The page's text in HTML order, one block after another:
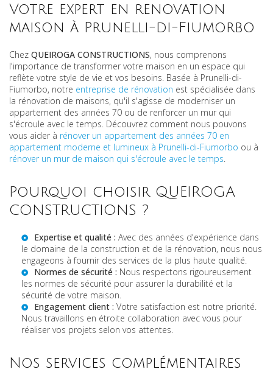
Votre expert en renovation
maison à Prunelli-di-Fiumorbo
Chez QUEIROGA CONSTRUCTIONS, nous comprenons
l'importance de transformer votre maison en un espace qui
reflète votre style de vie et vos besoins. Basée à Prunelli-di-
Fiumorbo, notre entreprise de rénovation est spécialisée dans
la rénovation de maisons, qu'il s'agisse de moderniser un
appartement des années 70 ou de renforcer un mur qui
s'écroule avec le temps. Découvrez comment nous pouvons
vous aider à rénover un appartement des années 70 en
appartement moderne et lumineux à Prunelli-di-Fiumorbo ou à
rénover un mur de maison qui s'écroule avec le temps
Pourquoi choisir QUEIROGA
CONSTRUCTIONS ?
Expertise et qualité : Avec des années d'expérience dans
le domaine de la construction et de la rénovation, nous nous
engageons à fournir des services de la plus haute qualité.
Normes de sécurité : Nous respectons rigoureusement
les normes de sécurité pour assurer la durabilité et la
sécurité de votre maison.
Engagement client : Votre satisfaction est notre priorité.
Nous travaillons en étroite collaboration avec vous pour
réaliser vos projets selon vos attentes.
Nos services complémentaires